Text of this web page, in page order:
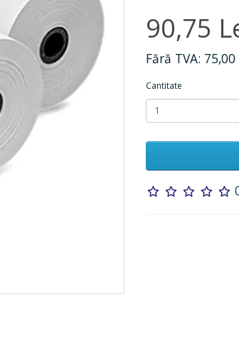
90,75
Fără TVA: 75,00
Cantitate